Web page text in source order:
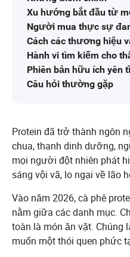
Xu hướng bắt đầu từ
Người mua thực sự
Cách các thương hiệu
Hành vi tìm kiếm cho
Phiên bản hữu ích yên
Câu hỏi thường gặp
Protein đã trở thành ngôn
chua, thanh dinh dưỡng,
mọi người đột nhiên phát
sáng vội vã, lo ngại về lão
Vào năm 2026, cà phê
nằm giữa các danh mục.
toàn là món ăn vặt.
muốn một thói quen phức